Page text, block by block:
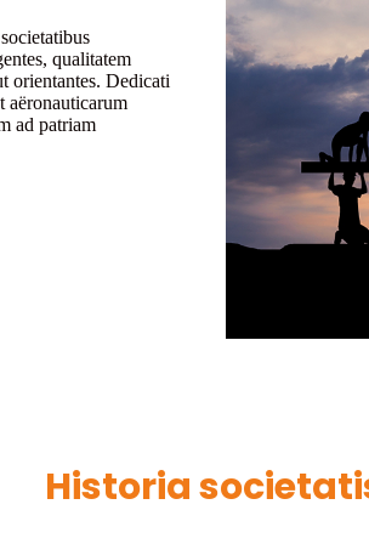
qualitatem
orientantes. Dedicati
aëronauticarum
ad patriam
Historia